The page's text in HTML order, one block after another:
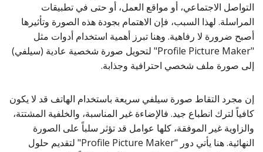
التواصل الاجتماعي، أو مواقع العمل، أو حتى في تطبيقات
المراسلة. لهذا السبب، فإن الاهتمام بجودة هذه الصورة وتأثيرها
أصبح ضرورة لا رفاهية. وهنا تبرز أهمية استخدام أدوات مثل
"Profile Picture Maker" لتحويل صورة شخصية عادية (سيلفي)
إلى صورة ملف شخصي احترافية وجذابة.
إن مجرد التقاط صورة سيلفي سريعة باستخدام الهاتف قد لا يكون
كافياً لترك انطباع جيد. فالإضاءة غير المناسبة، والخلفية المشتتة،
والزاوية غير الموفقة، كلها عوامل قد تؤثر سلباً على الصورة
النهائية. هنا يأتي دور "Profile Picture Maker" لتقديم حلول